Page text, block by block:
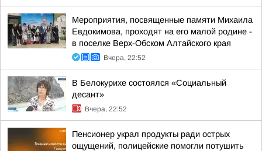
Мероприятия, посвященные памяти Михаила
Евдокимова, проходят на его малой родине -
в поселке Верх-Обском Алтайского края
Вчера, 22:52
В Белокурихе состоялся «Социальный
десант»
Вчера, 22:52
Пенсионер украл продукты ради острых
ощущений, полицейские помогли потушить